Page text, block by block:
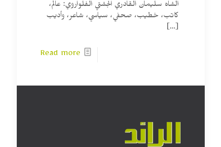
الشاه سليمان القادري الجشتي الفلواروي: عالم،
كاتب، خطيب، صحفي، سياسي، شاعر، وأديب
[…]
Read more